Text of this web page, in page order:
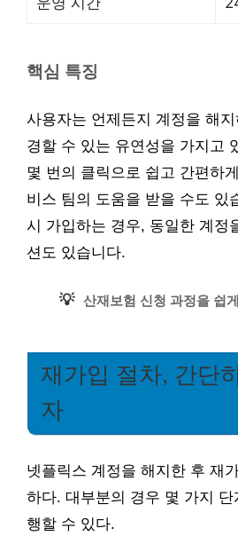
핵심 특징
사용자는 언제든지 계정을 해
경할 수 있는 유연성을 가지고
몇 번의 클릭으로 쉽고 간편하
비스 팀의 도움을 받을 수도 있
시 가입하는 경우, 동일한 계정
션도 있습니다.
💡 산재보험 신청 과정을 쉽
재가입 절차, 간단
자
넷플릭스 계정을 해지한 후 재
하다. 대부분의 경우 몇 가지
행할 수 있다.